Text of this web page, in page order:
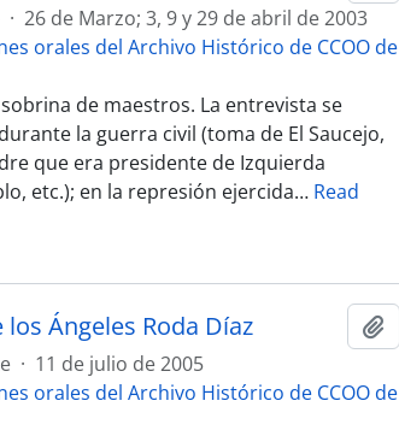
· 26 de Marzo; 3, 9 y 29 de abril de 2003
orales del Archivo Histórico de CCOO de
de maestros. La entrevista se
la guerra civil (toma de El Saucejo,
que era presidente de Izquierda
etc.); en la represión ejercida… Read
Ángeles Roda Díaz
· 11 de julio de 2005
orales del Archivo Histórico de CCOO de